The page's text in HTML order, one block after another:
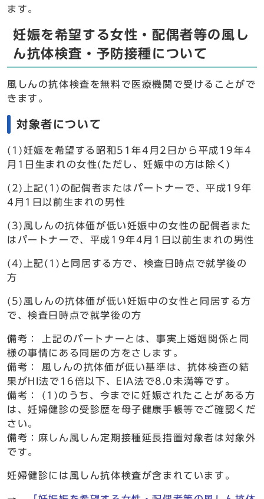
ます。
妊娠を希望する女性・配偶者等の風し
ん抗体検査・予防接種について
風しんの抗体検査を無料で医療機関で受けることがで
きます。
対象者について
(1)妊娠を希望する昭和51年4月2日から平成19年4
月1日生まれの女性(ただし、妊娠中の方は除く)
(2)上記(1)の配偶者またはパートナーで、平成19年
4月1日以前生まれの男性
(3)風しんの抗体価が低い妊娠中の女性の配偶者また
はパートナーで、平成19年4月1日以前生まれの男性
(4)上記(1)と同居する方で、検査日時点で就学後の
方
(5)風しんの抗体価が低い妊娠中の女性と同居する方
で、検査日時点で就学後の方
備考： 上記のパートナーとは、事実上婚姻関係と同
様の事情にある同居の方をさします。
備考： 風しんの抗体価が低い基準は、抗体検査の結
果がHI法で16倍以下、EIA法で8.0未満等です。
備考： (1)のうち、今までに妊娠されたことがある方
は、妊婦健診の受診歴を母子健康手帳等でご確認くだ
さい。
備考：麻しん風しん定期接種延長措置対象者は対象外
です。
妊婦健診には風しん抗体検査が含まれています。